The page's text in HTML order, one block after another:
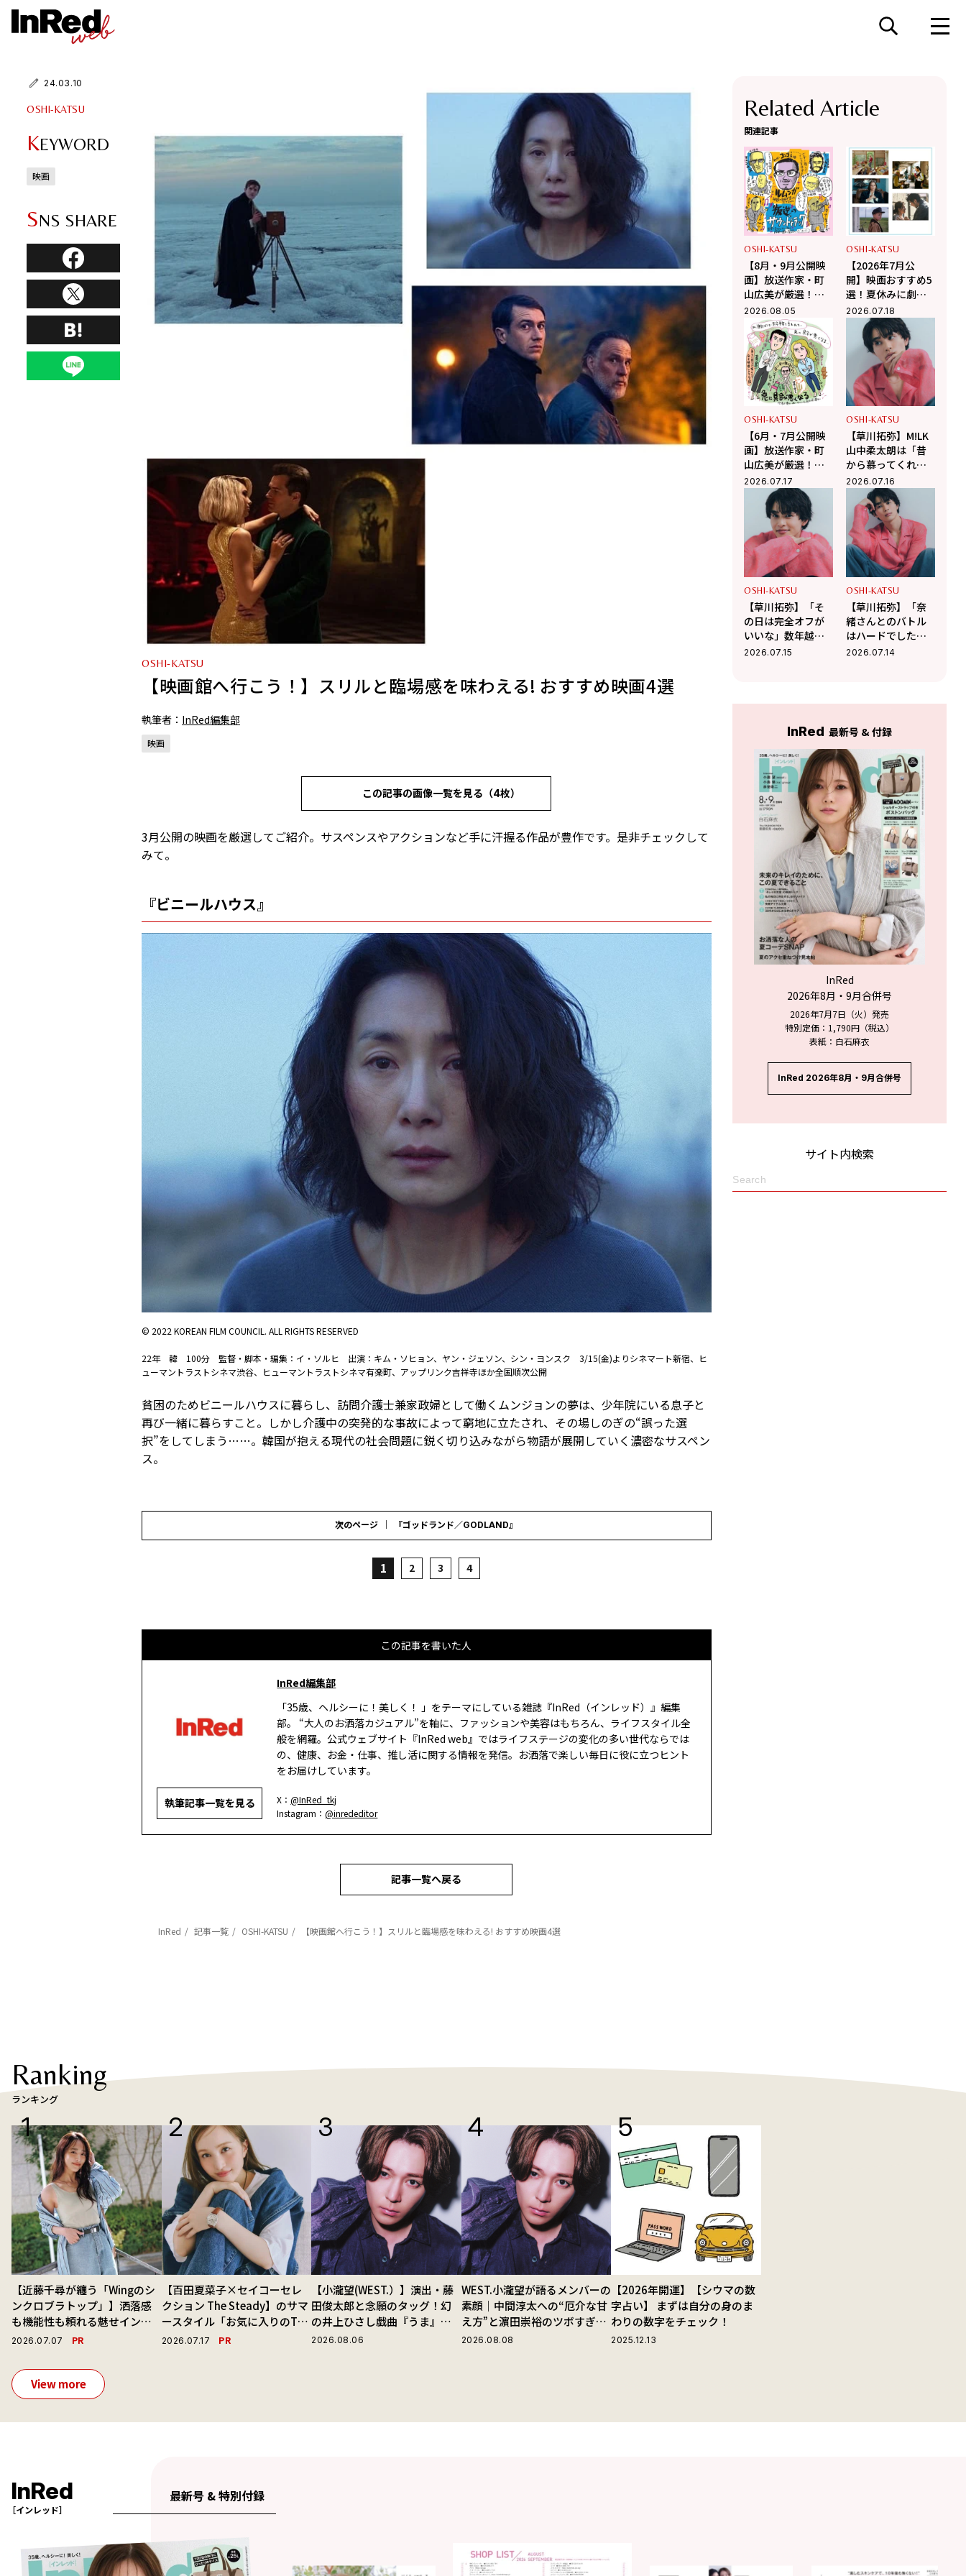
OSHI-KATSU
【映画館へ行こう！】スリルと臨場感を味わえる! おすすめ映画4選
執筆者： InRed編集部
映画
この記事の画像一覧を見る（4枚）
3月公開の映画を厳選してご紹介。サスペンスやアクションなど手に汗握る作品が豊作です。是非チェックして
みて。
『ビニールハウス』
© 2022 KOREAN FILM COUNCIL. ALL RIGHTS RESERVED
22年 韓 100分 監督・脚本・編集：イ・ソルヒ 出演：キム・ソヒョン、ヤン・ジェソン、シン・ヨンスク 3/15(金)よりシネマート新宿、ヒ
ューマントラストシネマ渋谷、ヒューマントラストシネマ有楽町、アップリンク吉祥寺ほか全国順次公開
貧困のためビニールハウスに暮らし、訪問介護士兼家政婦として働くムンジョンの夢は、少年院にいる息子と
再び一緒に暮らすこと。しかし介護中の突発的な事故によって窮地に立たされ、その場しのぎの“誤った選
択”をしてしまう……。韓国が抱える現代の社会問題に鋭く切り込みながら物語が展開していく濃密なサスペン
ス。
次のページ 『ゴッドランド／GODLAND』
1 2 3 4
この記事を書いた人
執筆記事一覧を見る
InRed編集部
「35歳、ヘルシーに！美しく！ 」をテーマにしている雑誌『InRed（インレッド）』編集
部。 “大人のお洒落カジュアル”を軸に、ファッションや美容はもちろん、ライフスタイル全
般を網羅。公式ウェブサイト『InRed web』ではライフステージの変化の多い世代ならでは
の、健康、お金・仕事、推し活に関する情報を発信。お洒落で楽しい毎日に役に立つヒント
をお届けしています。
X：@InRed_tkj
Instagram：@inrededitor
記事一覧へ戻る
InRed 記事一覧 OSHI-KATSU 【映画館へ行こう！】スリルと臨場感を味わえる! おすすめ映画4選
24.03.10
OSHI-KATSU
KEYWORD
映画
SNS SHARE
Related Article
関連記事
OSHI-KATSU
【8月・9月公開映
画】放送作家・町
山広美が厳選！夏
休み観たい映画2選
2026.08.05
OSHI-KATSU
【2026年7月公
開】映画おすすめ5
選！夏休みに劇場
で観るべき話題作
2026.07.18
OSHI-KATSU
【6月・7月公開映
画】放送作家・町
山広美が厳選！こ
の夏観たい映画2選
2026.07.17
OSHI-KATSU
【草川拓弥】M!LK
山中柔太朗は「昔
から慕ってくれて
うれしい」Da-iCE
和田颯とは古着屋
へ！華麗な交友関
係に迫る
2026.07.16
OSHI-KATSU
【草川拓弥】「そ
の日は完全オフが
いいな」数年越し
に願う“超特急メン
2026.07.15
OSHI-KATSU
【草川拓弥】「奈
緒さんとのバトル
はハードでした
（笑）」映画出演
2026.07.14
InRed 最新号 & 付録
InRed
2026年8月・9月合併号
2026年7月7日（火）発売
特別定価：1,790円（税込）
表紙：白石麻衣
InRed 2026年8月・9月合併号
サイト内検索
Ranking
ランキング
【近藤千尋が纏う「Wingのシ
ンクロブラトップ」】洒落感
も機能性も頼れる魅せインナ
ーで毎日を心地よくアプデ！
2026.07.07 PR
【百田夏菜子×セイコーセレ
クション The Steady】のサマ
ースタイル「お気に入りのTシ
ャツと最高の時計と。」
2026.07.17 PR
【小瀧望(WEST.）】演出・藤
田俊太郎と念願のタッグ！幻
の井上ひさし戯曲『うま』で
演じる“爽快な悪人”の魅力と
2026.08.06
WEST.小瀧望が語るメンバーの
素顔｜中間淳太への“厄介な甘
え方”と濵田崇裕のツボすぎる
言動
2026.08.08
【2026年開運】【シウマの数
字占い】 まずは自分の身のま
わりの数字をチェック！
2025.12.13
View more
InRed
［インレッド］
最新号 & 特別付録